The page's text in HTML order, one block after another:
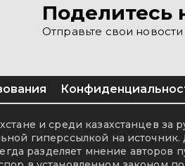
Поделитесь
Отправьте свои
и среди казахстанцев за
гиперссылкой на источник.
разделяет мнение авторов